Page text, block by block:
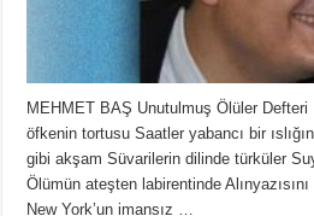
MEHMET BAŞ Unutulmuş Ölüler
öfkenin tortusu Saatler yabancı bir
gibi akşam Süvarilerin dilinde türküler
Ölümün ateşten labirentinde
New York’un imansız …